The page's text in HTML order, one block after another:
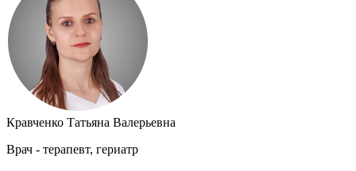
Кравченко Татьяна Валерьевна
Врач - терапевт, гериатр